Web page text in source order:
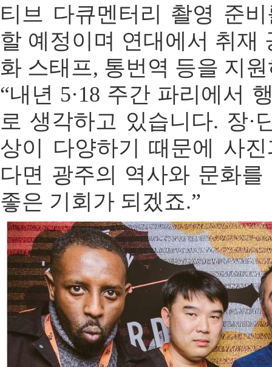
티브 다큐멘터리 촬영 준
할 예정이며 연대에서 취재
화 스태프, 통번역 등을 지
“내년 5·18 주간 파리에서
로 생각하고 있습니다. 장·
상이 다양하기 때문에 사
다면 광주의 역사와 문화
좋은 기회가 되겠죠.”